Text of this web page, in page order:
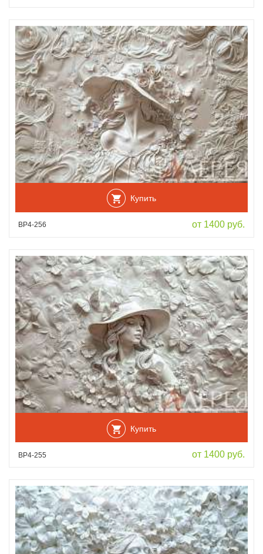
Купить
ВР4-256 от 1400 руб.
Купить
ВР4-255 от 1400 руб.